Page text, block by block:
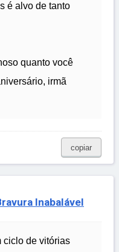
é alvo de tanto
quanto você
irmã
copiar
Inabalável
ciclo de vitórias